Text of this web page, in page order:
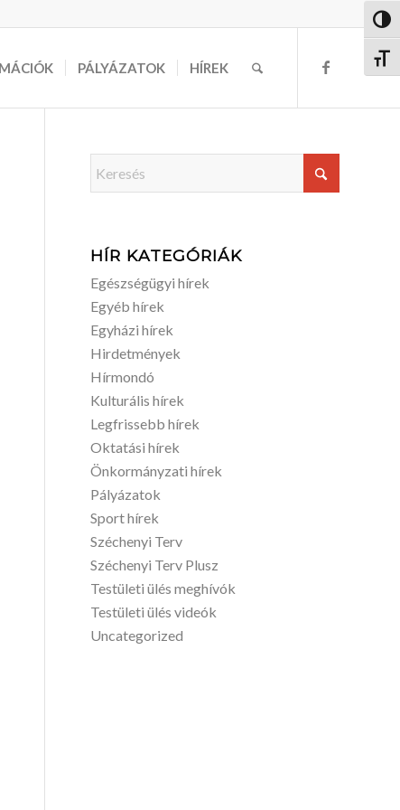
PÁLYÁZATOK HÍREK
HÍR KATEGÓRIÁK
Egészségügyi hírek
Egyéb hírek
Egyházi hírek
Hirdetmények
Hírmondó
Kulturális hírek
Legfrissebb hírek
Oktatási hírek
Önkormányzati hírek
Pályázatok
Sport hírek
Széchenyi Terv
Széchenyi Terv Plusz
Testületi ülés meghívók
Testületi ülés videók
Uncategorized